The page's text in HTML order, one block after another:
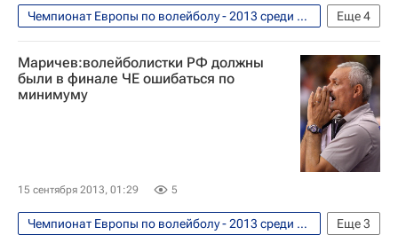
Еще4
Чемпионат Европы по волейболу - 2013 среди женских сборных. 6 - 14 сентября
Фото
Германия (ж)
Маричев:волейболистки РФ должны
были в финале ЧЕ ошибаться по
минимуму
15 сентября 2013, 01:29 5
Еще3
Чемпионат Европы по волейболу - 2013 среди женских сборных. 6 - 14 сентября